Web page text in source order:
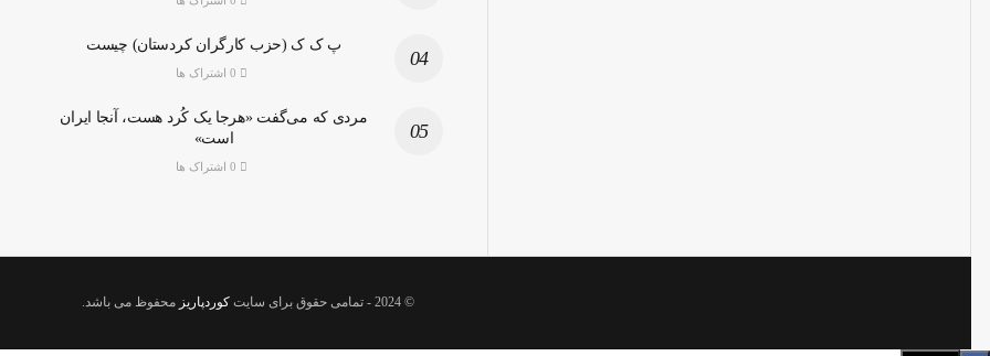
پ ک ک (حزب کارگران کردستان) چیست
مردی که می‌گفت «هرجا یک کُرد هست، آنجا ایران
است»
© 2024 - تمامی حقوق برای سایتکوردپاریز محفوظ می باشد.